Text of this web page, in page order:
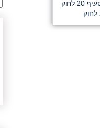
צוואה בעדים – סעיף 20 לחוק